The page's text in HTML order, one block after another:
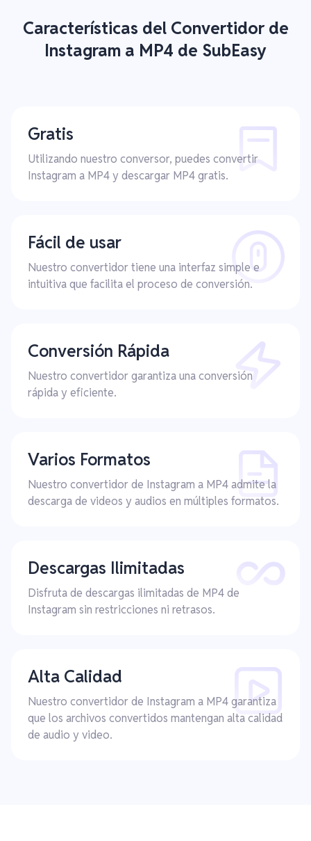
Características del Convertidor de
Instagram a MP4 de SubEasy
Gratis
Utilizando nuestro conversor, puedes convertir
Instagram a MP4 y descargar MP4 gratis.
Fácil de usar
Nuestro convertidor tiene una interfaz simple e
intuitiva que facilita el proceso de conversión.
Conversión Rápida
Nuestro convertidor garantiza una conversión
rápida y eficiente.
Varios Formatos
Nuestro convertidor de Instagram a MP4 admite la
descarga de videos y audios en múltiples formatos.
Descargas Ilimitadas
Disfruta de descargas ilimitadas de MP4 de
Instagram sin restricciones ni retrasos.
Alta Calidad
Nuestro convertidor de Instagram a MP4 garantiza
que los archivos convertidos mantengan alta calidad
de audio y video.